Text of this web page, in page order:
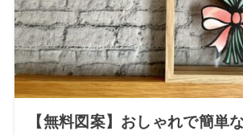
【無料図案】おしゃれで簡単